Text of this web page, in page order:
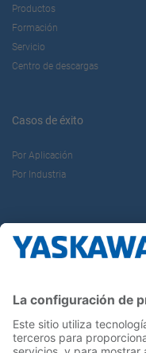
Productos
Formación
Servicio
Centro de descargas
Casos de éxito
Por Aplicación
Por Industria
Contacto